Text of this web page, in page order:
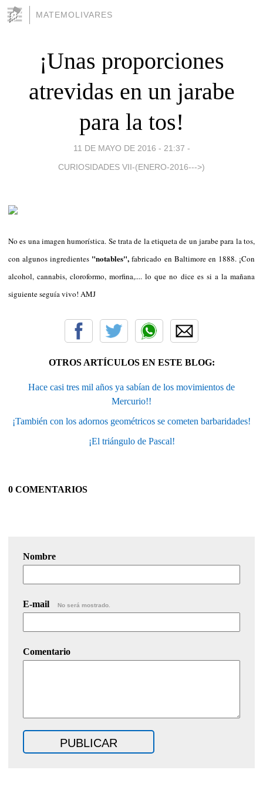
MATEMOLIVARES
¡Unas proporciones
atrevidas en un jarabe
para la tos!
11 DE MAYO DE 2016 - 21:37 -
CURIOSIDADES VII-(ENERO-2016--->)
No es una imagen humorística. Se trata de la etiqueta de un jarabe para la tos,
con algunos ingredientes "notables",fabricado en Baltimore en 1888. ¡Con
alcohol, cannabis, cloroformo, morfina,.... lo que no dice es si a la mañana
siguiente seguía vivo! AMJ
OTROS ARTÍCULOS EN ESTE BLOG:
Hace casi tres mil años ya sabían de los movimientos de
Mercurio!!
¡También con los adornos geométricos se cometen barbaridades!
¡El triángulo de Pascal!
0 COMENTARIOS
Nombre
E-mail No será mostrado.
Comentario